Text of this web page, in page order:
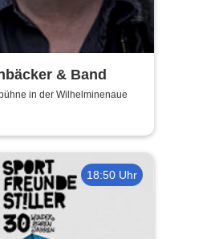
& Band
in der Wilhelminenaue
18:50 Uhr